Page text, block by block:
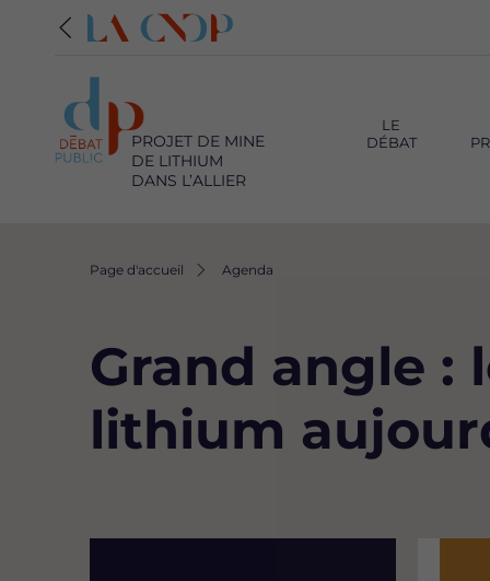
PROJET DE MINE
DE LITHIUM
DANS L’ALLIER
principale
LE
DÉBAT
Fil
Page d'accueil Agenda
Grand angle :
lithium